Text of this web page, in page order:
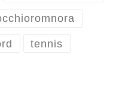
tennis